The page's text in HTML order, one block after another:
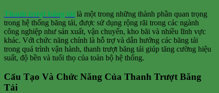
Thanh trượt băng tải là một trong những thành phần quan trọng
trong hệ thống băng tải, được sử dụng rộng rãi trong các ngành
công nghiệp như sản xuất, vận chuyển, kho bãi và nhiều lĩnh vực
khác. Với chức năng chính là hỗ trợ và dẫn hướng các băng tải
trong quá trình vận hành, thanh trượt băng tải giúp tăng cường hiệu
suất, độ bền và tuổi thọ của toàn bộ hệ thống.
Cấu Tạo Và Chức Năng Của Thanh Trượt Băng
Tải